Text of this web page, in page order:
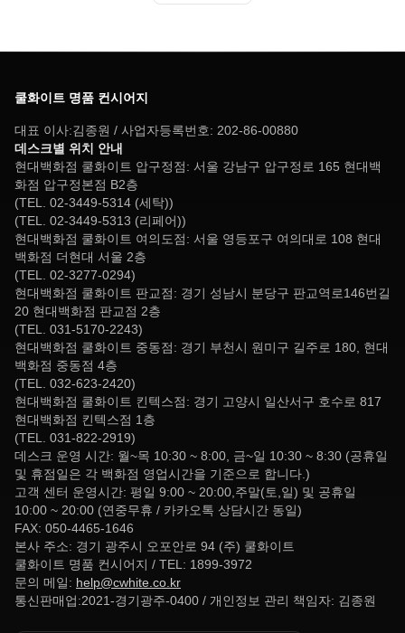
쿨화이트 명품 컨시어지
대표 이사:김종원 / 사업자등록번호: 202-86-00880
데스크별 위치 안내
현대백화점 쿨화이트 압구정점: 서울 강남구 압구정로 165 현대백
화점 압구정본점 B2층
(TEL. 02-3449-5314 (세탁))
(TEL. 02-3449-5313 (리페어))
현대백화점 쿨화이트 여의도점: 서울 영등포구 여의대로 108 현대
백화점 더현대 서울 2층
(TEL. 02-3277-0294)
현대백화점 쿨화이트 판교점: 경기 성남시 분당구 판교역로146번길
20 현대백화점 판교점 2층
(TEL. 031-5170-2243)
현대백화점 쿨화이트 중동점: 경기 부천시 원미구 길주로 180, 현대
백화점 중동점 4층
(TEL. 032-623-2420)
현대백화점 쿨화이트 킨텍스점: 경기 고양시 일산서구 호수로 817
현대백화점 킨텍스점 1층
(TEL. 031-822-2919)
데스크 운영 시간: 월~목 10:30 ~ 8:00, 금~일 10:30 ~ 8:30 (공휴일
및 휴점일은 각 백화점 영업시간을 기준으로 합니다.)
고객 센터 운영시간: 평일 9:00 ~ 20:00,주말(토,일) 및 공휴일
10:00 ~ 20:00 (연중무휴 / 카카오톡 상담시간 동일)
FAX: 050-4465-1646
본사 주소: 경기 광주시 오포안로 94 (주) 쿨화이트
쿨화이트 명품 컨시어지 / TEL: 1899-3972
문의 메일: help@cwhite.co.kr
통신판매업:2021-경기광주-0400 / 개인정보 관리 책임자: 김종원